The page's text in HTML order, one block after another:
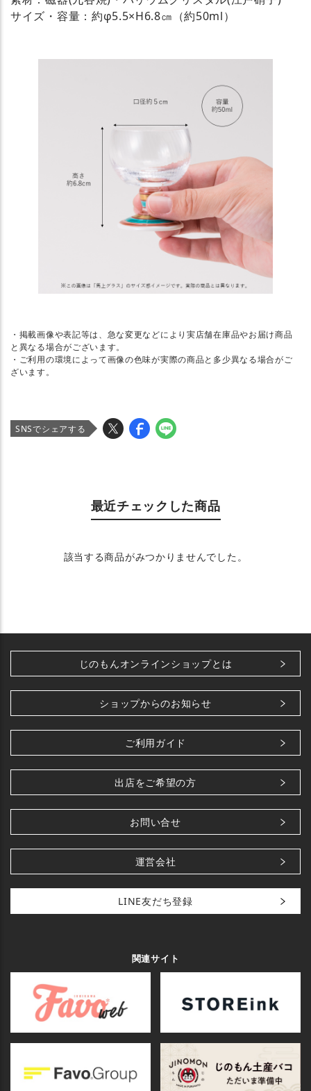
サイズ・容量：約φ5.5×H6.8㎝（約50ml）
・掲載画像や表記等は、急な変更などにより実店舗在庫品やお届け商品
と異なる場合がございます。
・ご利用の環境によって画像の色味が実際の商品と多少異なる場合がご
ざいます。
SNSでシェアする
最近チェックした商品
該当する商品がみつかりませんでした。
じのもんオンラインショップとは
ショップからのお知らせ
ご利用ガイド
出店をご希望の方
お問い合せ
運営会社
LINE友だち登録
関連サイト